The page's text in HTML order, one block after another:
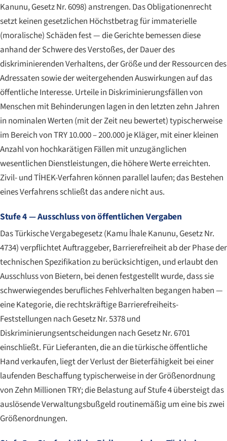
Kanunu, Gesetz Nr. 6098) anstrengen. Das Obligationenrecht
setzt keinen gesetzlichen Höchstbetrag für immaterielle
(moralische) Schäden fest — die Gerichte bemessen diese
anhand der Schwere des Verstoßes, der Dauer des
diskriminierenden Verhaltens, der Größe und der Ressourcen des
Adressaten sowie der weitergehenden Auswirkungen auf das
öffentliche Interesse. Urteile in Diskriminierungsfällen von
Menschen mit Behinderungen lagen in den letzten zehn Jahren
in nominalen Werten (mit der Zeit neu bewertet) typischerweise
im Bereich von TRY 10.000 – 200.000 je Kläger, mit einer kleinen
Anzahl von hochkarätigen Fällen mit unzugänglichen
wesentlichen Dienstleistungen, die höhere Werte erreichten.
Zivil- und TİHEK-Verfahren können parallel laufen; das Bestehen
eines Verfahrens schließt das andere nicht aus.
Stufe 4 — Ausschluss von öffentlichen Vergaben
Das Türkische Vergabegesetz (Kamu İhale Kanunu, Gesetz Nr.
4734) verpflichtet Auftraggeber, Barrierefreiheit ab der Phase der
technischen Spezifikation zu berücksichtigen, und erlaubt den
Ausschluss von Bietern, bei denen festgestellt wurde, dass sie
schwerwiegendes berufliches Fehlverhalten begangen haben —
eine Kategorie, die rechtskräftige Barrierefreiheits-
Feststellungen nach Gesetz Nr. 5378 und
Diskriminierungsentscheidungen nach Gesetz Nr. 6701
einschließt. Für Lieferanten, die an die türkische öffentliche
Hand verkaufen, liegt der Verlust der Bieterfähigkeit bei einer
laufenden Beschaffung typischerweise in der Größenordnung
von Zehn Millionen TRY; die Belastung auf Stufe 4 übersteigt das
auslösende Verwaltungsbußgeld routinemäßig um eine bis zwei
Größenordnungen.